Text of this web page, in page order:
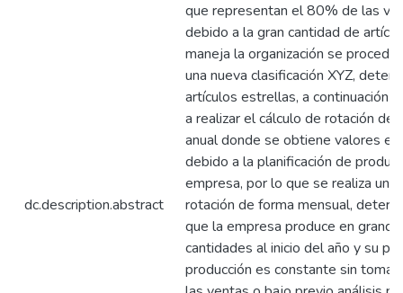
dc.description.abstract
que representan el 80% de las
debido a la gran cantidad de
maneja la organización se procede
una nueva clasificación XYZ,
artículos estrellas, a continuación
a realizar el cálculo de rotación de
anual donde se obtiene valores
debido a la planificación de
empresa, por lo que se realiza una
rotación de forma mensual,
que la empresa produce en
cantidades al inicio del año y su
producción es constante sin tomar